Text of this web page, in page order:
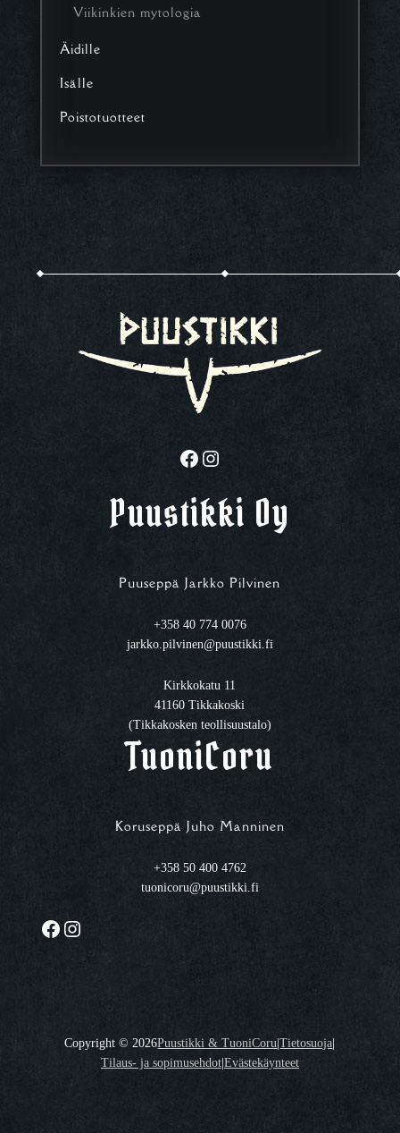
Viikinkien mytologia
Äidille
Isälle
Poistotuotteet
Facebook Instagram
Puustikki Oy
Puuseppä Jarkko Pilvinen
+358 40 774 0076
jarkko.pilvinen@puustikki.fi
Kirkkokatu 11
41160 Tikkakoski
(Tikkakosken teollisuustalo)
TuoniCoru
Koruseppä Juho Manninen
+358 50 400 4762
tuonicoru@puustikki.fi
Facebook Instagram
Copyright © 2026Puustikki & TuoniCoru|Tietosuoja|
Tilaus- ja sopimusehdot|Evästekäynteet